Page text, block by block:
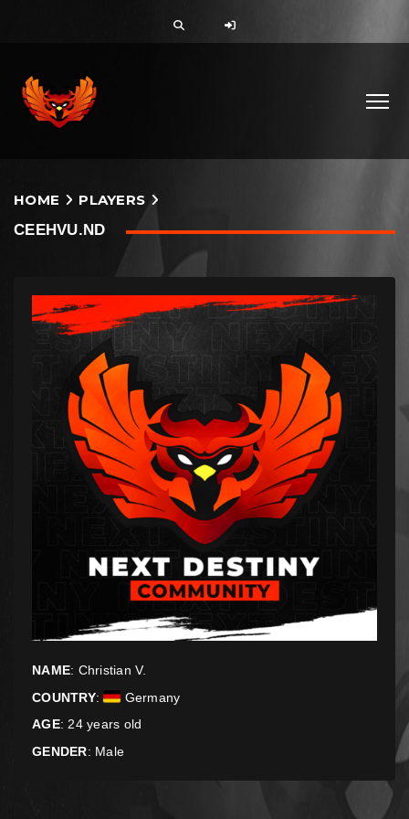
HOME
PLAYERS
CEEHVU.ND
NAME: Christian V.
COUNTRY:
Germany
AGE: 24 years old
GENDER: Male